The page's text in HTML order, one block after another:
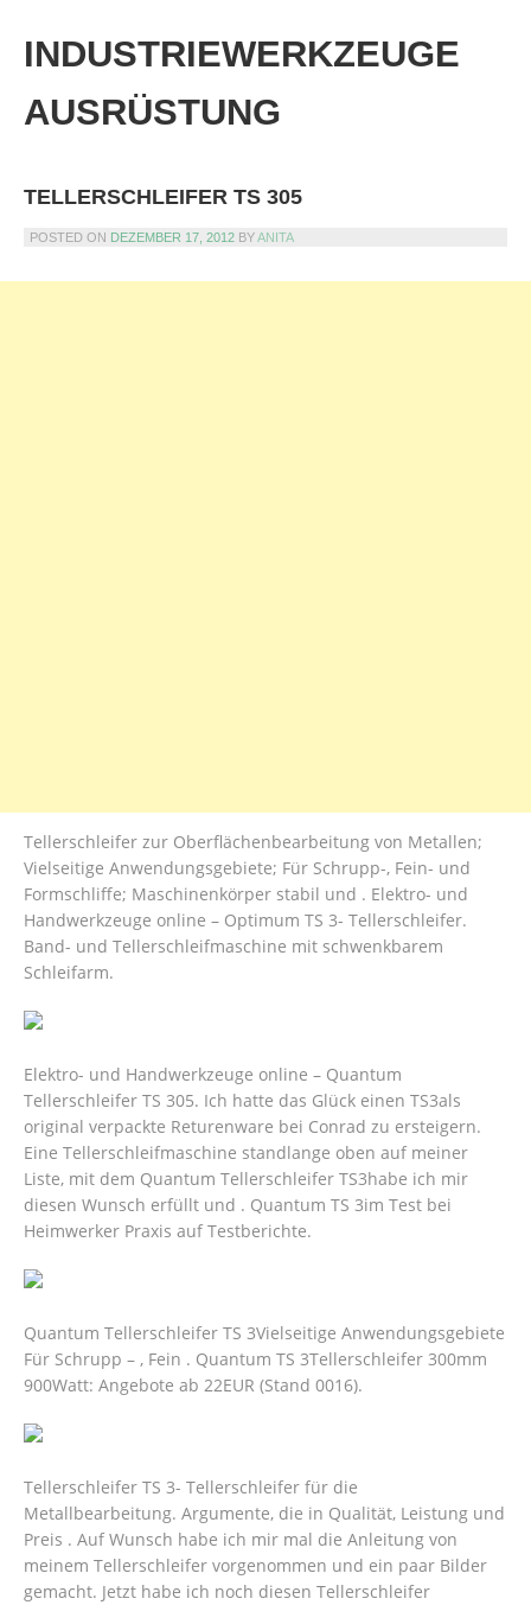
content
INDUSTRIEWERKZEUGE
AUSRÜSTUNG
TELLERSCHLEIFER TS 305
POSTED ON DEZEMBER 17, 2012 BYANITA
Tellerschleifer zur Oberflächenbearbeitung von Metallen;
Vielseitige Anwendungsgebiete; Für Schrupp-, Fein- und
Formschliffe; Maschinenkörper stabil und . Elektro- und
Handwerkzeuge online – Optimum TS 3- Tellerschleifer.
Band- und Tellerschleifmaschine mit schwenkbarem
Schleifarm.
Elektro- und Handwerkzeuge online – Quantum
Tellerschleifer TS 305. Ich hatte das Glück einen TS3als
original verpackte Returenware bei Conrad zu ersteigern.
Eine Tellerschleifmaschine standlange oben auf meiner
Liste, mit dem Quantum Tellerschleifer TS3habe ich mir
diesen Wunsch erfüllt und . Quantum TS 3im Test bei
Heimwerker Praxis auf Testberichte.
Quantum Tellerschleifer TS 3Vielseitige Anwendungsgebiete
Für Schrupp – , Fein . Quantum TS 3Tellerschleifer 300mm
900Watt: Angebote ab 22EUR (Stand 0016).
Tellerschleifer TS 3- Tellerschleifer für die
Metallbearbeitung. Argumente, die in Qualität, Leistung und
Preis . Auf Wunsch habe ich mir mal die Anleitung von
meinem Tellerschleifer vorgenommen und ein paar Bilder
gemacht. Jetzt habe ich noch diesen Tellerschleifer